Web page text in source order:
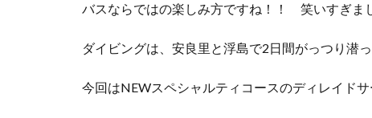
バスならではの楽しみ方ですね！！ 笑いすぎま
ダイビングは、安良里と浮島で2日間がっつり潜
今回はNEWスペシャルティコースのディレイド